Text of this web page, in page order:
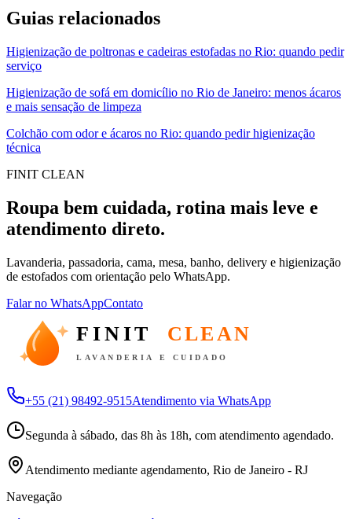
Guias relacionados
Higienização de poltronas e cadeiras estofadas no Rio: quando pedir
serviço
Higienização de sofá em domicílio no Rio de Janeiro: menos ácaros
e mais sensação de limpeza
Colchão com odor e ácaros no Rio: quando pedir higienização
técnica
FINIT CLEAN
Roupa bem cuidada, rotina mais leve e
atendimento direto.
Lavanderia, passadoria, cama, mesa, banho, delivery e higienização
de estofados com orientação pelo WhatsApp.
Falar no WhatsAppContato
FINIT CLEAN
LAVANDERIA E CUIDADO
+55 (21) 98492-9515Atendimento via WhatsApp
Segunda à sábado, das 8h às 18h, com atendimento agendado.
Atendimento mediante agendamento, Rio de Janeiro - RJ
Navegação